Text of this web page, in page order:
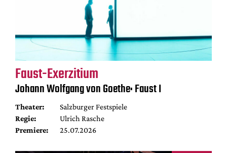
Faust-Exerzitium
Johann Wolfgang von Goethe: Faust I
Theater:
Salzburger Festspiele
Regie:
Ulrich Rasche
Premiere:
25.07.2026